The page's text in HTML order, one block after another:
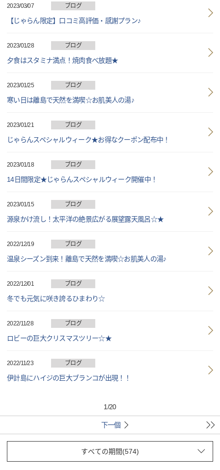
2023/03/07 ブログ
【じゃらん限定】口コミ高評価・感謝プラン♪
2023/01/28 ブログ
夕食はスタミナ満点！焼肉食べ放題★
2023/01/25 ブログ
寒い日は離島で天然を満喫☆お肌美人の湯♪
2023/01/21 ブログ
じゃらんスペシャルウィーク★お得なクーポン配布中！
2023/01/18 ブログ
14日間限定★じゃらんスペシャルウィーク開催中！
2023/01/15 ブログ
源泉かけ流し！太平洋の絶景広がる展望露天風呂☆★
2022/12/19 ブログ
温泉シーズン到来！離島で天然を満喫☆お肌美人の湯♪
2022/12/01 ブログ
冬でも元気に咲き誇るひまわり☆
2022/11/28 ブログ
ロビーの巨大クリスマスツリー☆★
2022/11/23 ブログ
伊計島にハイジの巨大ブランコが出現！！
1/20
下一個